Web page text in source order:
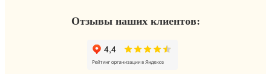
Отзывы наших клиентов: